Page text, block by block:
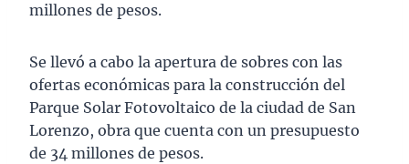
millones de pesos.
Se llevó a cabo la apertura de sobres con las
ofertas económicas para la construcción del
Parque Solar Fotovoltaico de la ciudad de San
Lorenzo, obra que cuenta con un presupuesto
de 34 millones de pesos.